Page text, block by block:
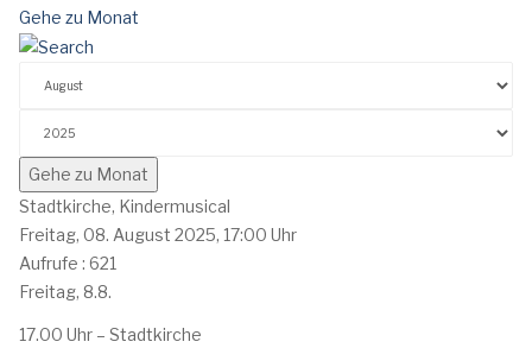
Gehe zu Monat
Gehe zu Monat
Stadtkirche, Kindermusical
Freitag, 08. August 2025, 17:00 Uhr
Aufrufe : 621
Freitag, 8.8.
17.00 Uhr – Stadtkirche